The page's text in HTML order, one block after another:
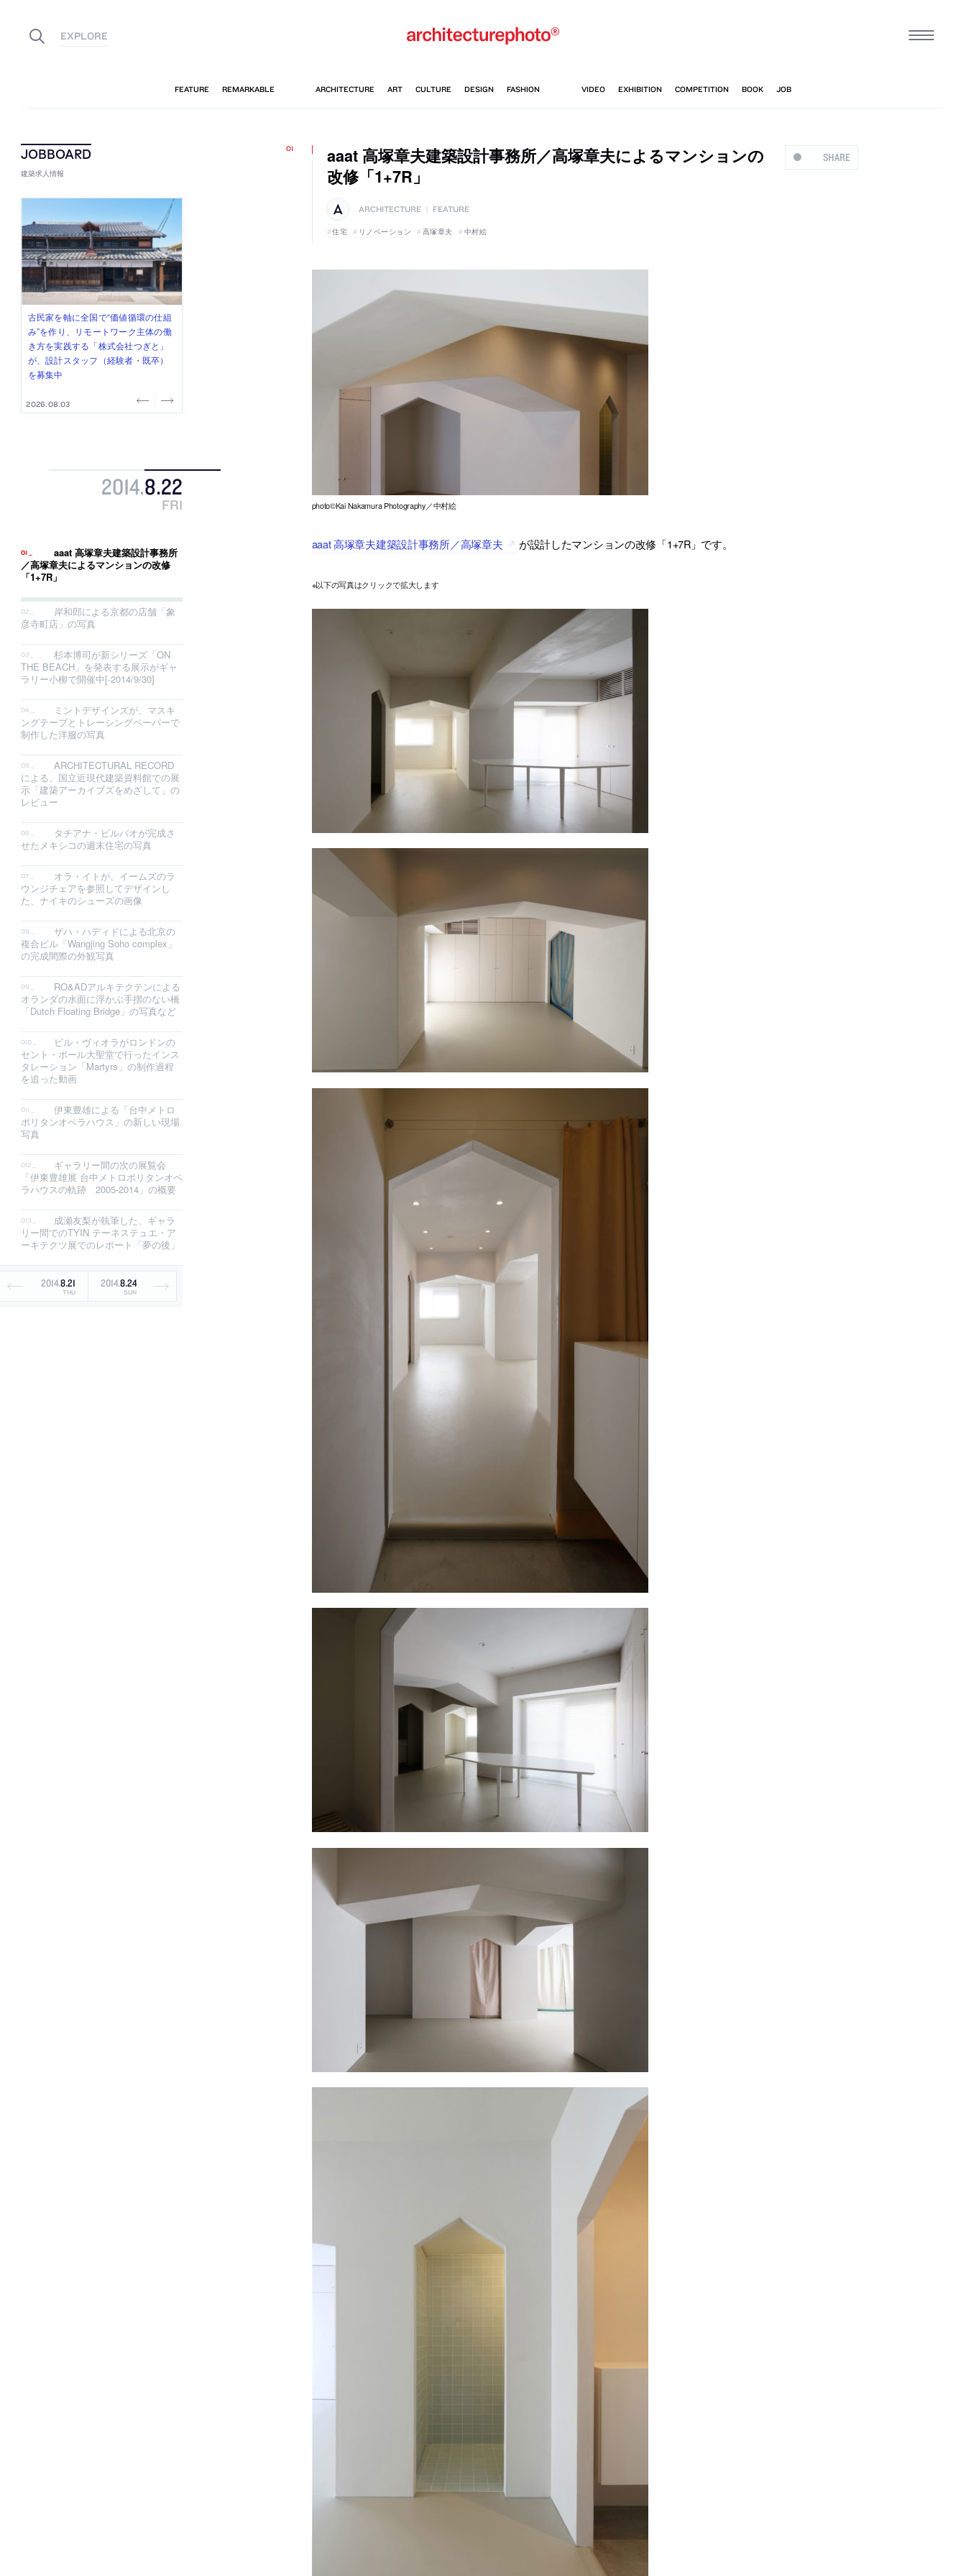
建築求人情報
佐々木慧が主宰する「axonometric株
式会社」が、設計スタッフ（経験
者・既卒・2027年新卒）を募集中
2026.08.07
古民家を軸に全国で“価値循環の仕組
み”を作り、リモートワーク主体の働
き方を実践する「株式会社つぎと」
が、設計スタッフ（経験者・既卒）
を募集中
2026.08.03
リノベる株式会社が、設計パートナ
ー (業務委託) を募集中
2026.08.03
社会への影響力のある建築を手掛
け、スタッフ同士で助け合う環境づ
くりも行う「E.A.S.T.architects」
が、設計スタッフ（経験者・既卒・
2027年新卒）を募集中
2026.07.31
代官山を拠点に活動する「梅澤竜也 /
ALA INC.」が、設計スタッフ・アル
バイト・事務職を募集中
2026.07.30
2014.8.22
FRI
aaat 高塚章夫建築設計事務所
／高塚章夫によるマンションの改修
「1+7R」
岸和郎による京都の店舗「象
彦寺町店」の写真
杉本博司が新シリーズ「ON
THE BEACH」を発表する展示がギャ
ラリー小柳で開催中[-2014/9/30]
ミントデザインズが、マスキ
ングテープとトレーシングペーパーで
制作した洋服の写真
ARCHITECTURAL RECORD
による、国立近現代建築資料館での展
示「建築アーカイブズをめざして」の
レビュー
タチアナ・ビルバオが完成さ
せたメキシコの週末住宅の写真
オラ・イトが、イームズのラ
ウンジチェアを参照してデザインし
た、ナイキのシューズの画像
ザハ・ハディドによる北京の
複合ビル「Wangjing Soho complex」
の完成間際の外観写真
RO&ADアルキテクテンによる
オランダの水面に浮かぶ手摺のない橋
「Dutch Floating Bridge」の写真など
ビル・ヴィオラがロンドンの
セント・ポール大聖堂で行ったインス
タレーション「Martyrs」の制作過程
を追った動画
伊東豊雄による「台中メトロ
ポリタンオペラハウス」の新しい現場
写真
ギャラリー間の次の展覧会
「伊東豊雄展 台中メトロポリタンオペ
ラハウスの軌跡 2005-2014」の概要
成瀬友梨が執筆した、ギャラ
リー間でのTYIN テーネステュエ・ア
ーキテクツ展でのレポート「夢の後」
2014.8.21
THU
2014.8.24
SUN
SHARE
aaat 高塚章夫建築設計事務所／高塚章夫によるマンションの
改修「1+7R」
ARCHITECTURE FEATURE
住宅 リノベーション 高塚章夫 中村絵
photo©Kai Nakamura Photography／中村絵
aaat 高塚章夫建築設計事務所／高塚章夫 が設計したマンションの改修「1+7R」です。
※以下の写真はクリックで拡大します